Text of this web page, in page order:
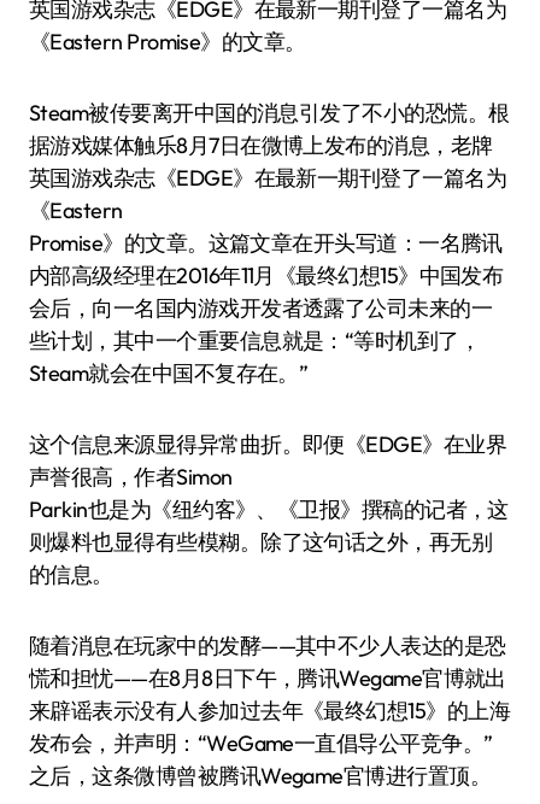
英国游戏杂志《EDGE》在最新一期刊登了一篇名为
《Eastern Promise》的文章。
Steam被传要离开中国的消息引发了不小的恐慌。根
据游戏媒体触乐8月7日在微博上发布的消息，老牌
英国游戏杂志《EDGE》在最新一期刊登了一篇名为
《Eastern
Promise》的文章。这篇文章在开头写道：一名腾讯
内部高级经理在2016年11月《最终幻想15》中国发布
会后，向一名国内游戏开发者透露了公司未来的一
些计划，其中一个重要信息就是：“等时机到了，
Steam就会在中国不复存在。”
这个信息来源显得异常曲折。即便《EDGE》在业界
声誉很高，作者Simon
Parkin也是为《纽约客》、《卫报》撰稿的记者，这
则爆料也显得有些模糊。除了这句话之外，再无别
的信息。
随着消息在玩家中的发酵——其中不少人表达的是恐
慌和担忧——在8月8日下午，腾讯Wegame官博就出
来辟谣表示没有人参加过去年《最终幻想15》的上海
发布会，并声明：“WeGame一直倡导公平竞争。”
之后，这条微博曾被腾讯Wegame官博进行置顶。